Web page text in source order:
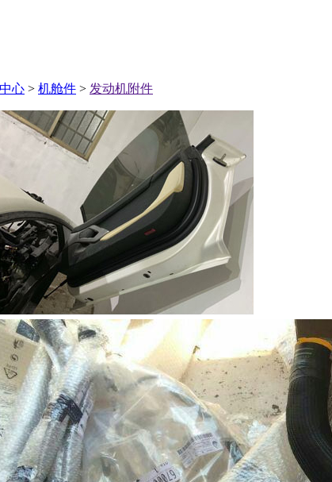
心 > 机舱件 > 发动机附件